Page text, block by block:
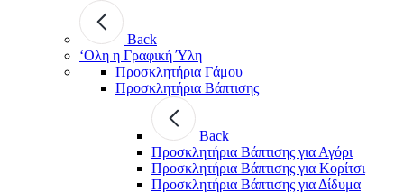
Back
‘Ολη η Γραφική Ύλη
Προσκλητήρια Γάμου
Προσκλητήρια Βάπτισης
Back
Προσκλητήρια Βάπτισης για Αγόρι
Προσκλητήρια Βάπτισης για Κορίτσι
Προσκλητήρια Βάπτισης για Δίδυμα